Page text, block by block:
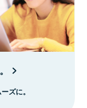
ズに。